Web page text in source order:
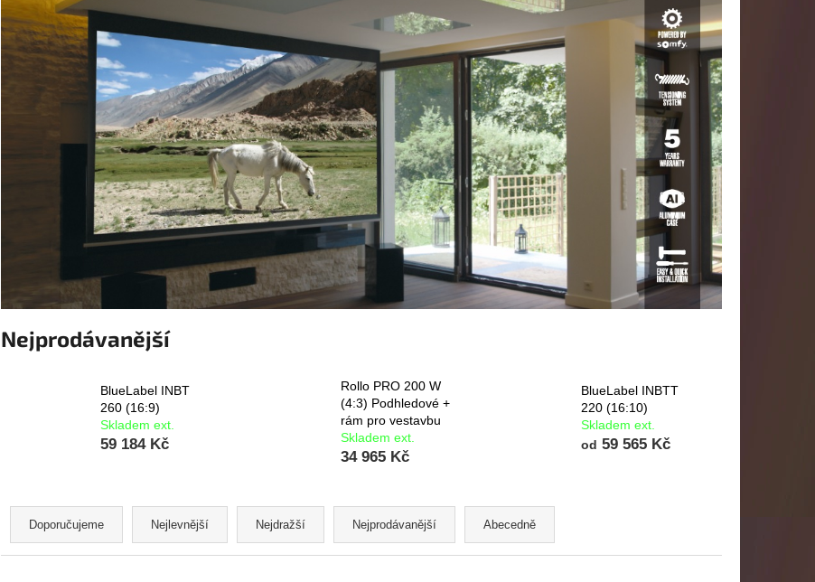
Nejprodávanější
BlueLabel INBT
260 (16:9)
Skladem ext.
59 184 Kč
Rollo PRO 200 W
(4:3) Podhledové +
rám pro vestavbu
Skladem ext.
34 965 Kč
BlueLabel INBTT
220 (16:10)
Skladem ext.
od 59 565 Kč
Ř
z
Doporučujeme Nejlevnější Nejdražší Nejprodávanější Abecedně